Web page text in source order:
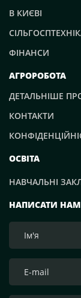
НАПИСАТИ НАМ
В КИЄВІ
ФІНАНСИ
АГРОРОБОТА
ДЕТАЛЬНІШЕ
КОНТАКТИ
ОСВІТА
НАВЧАЛЬНІ